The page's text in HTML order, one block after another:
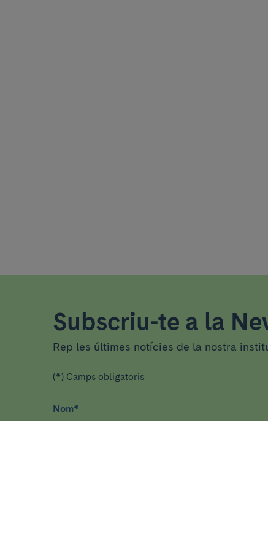
Subscriu-te a la
Rep les últimes notícies de la nostra
(*) Camps obligatoris
Nom*